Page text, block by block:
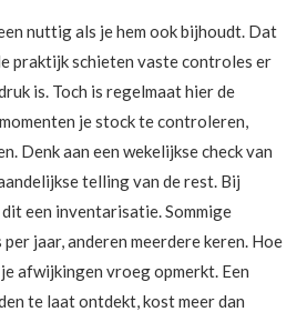
nuttig als je hem ook bijhoudt. Dat
praktijk schieten vaste controles er
is. Toch is regelmaat hier de
je stock te controleren,
Denk aan een wekelijkse check van
telling van de rest. Bij
een inventarisatie. Sommige
jaar, anderen meerdere keren. Hoe
afwijkingen vroeg opmerkt. Een
te laat ontdekt, kost meer dan